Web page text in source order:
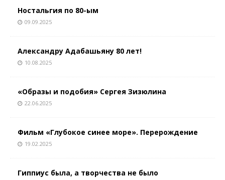
Ностальгия по 80-ым
09.09.2025
Александру Адабашьяну 80 лет!
10.08.2025
«Образы и подобия» Сергея Зизюлина
22.06.2025
Фильм «Глубокое синее море». Перерождение
19.02.2025
Гиппиус была, а творчества не было